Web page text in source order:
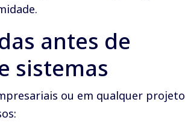
antes de
sistemas
ou em qualquer projeto